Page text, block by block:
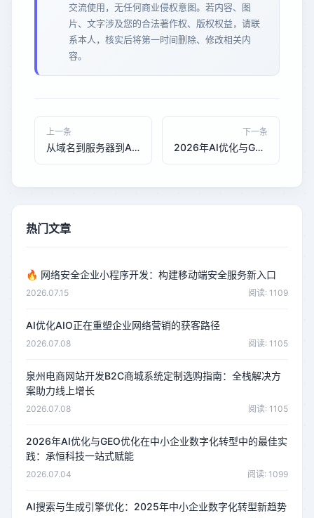
交流使用，无任何商业侵权意图。若内容、图
片、文字涉及您的合法著作权、版权权益，请联
系本人，核实后将第一时间删除、修改相关内
容。
上一条
从域名到服务器到AI优化：2026年中小企业一站式网络基础服务的价值重构
下一条
2026年AI优化与GEO优化在制造业B2B网站询盘转化率对比：技术驱动下的获客效率革命
热门文章
🔥 网络安全企业小程序开发：构建移动端安全服务新入口
2026.07.15 阅读: 1109
AI优化AIO正在重塑企业网络营销的获客路径
2026.07.08 阅读: 1105
泉州电商网站开发B2C商城系统定制选购指南：全栈解决方
案助力线上增长
2026.07.08 阅读: 1105
2026年AI优化与GEO优化在中小企业数字化转型中的最佳实
践：承恒科技一站式赋能
2026.07.04 阅读: 1099
AI搜索与生成引擎优化：2025年中小企业数字化转型新趋势